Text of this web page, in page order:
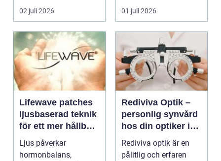
ryms hela foten i...
02 juli 2026
för...
01 juli 2026
Lifewave patches
ljusbaserad teknik
för ett mer hållbart
välbefinnande
Ljus påverkar
hormonbalans,
Rediviva Optik –
personlig synvård
hos din optiker i
Uppsala
Rediviva optik är en
pålitlig och erfaren